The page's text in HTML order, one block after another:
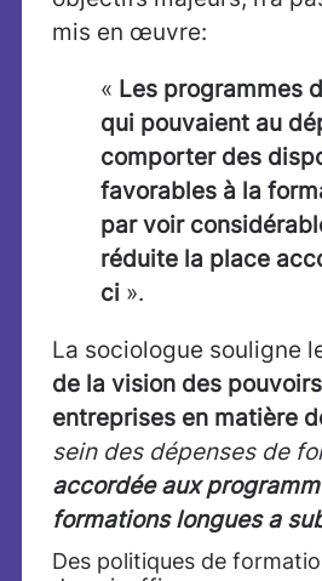
mis en œuvre:
« Les programmes
qui pouvaient au
comporter des
favorables à la
par voir
réduite la place
ci ».
La sociologue souligne
de la vision des
entreprises en matière
sein des dépenses de
accordée aux
formations longues a
Des politiques de